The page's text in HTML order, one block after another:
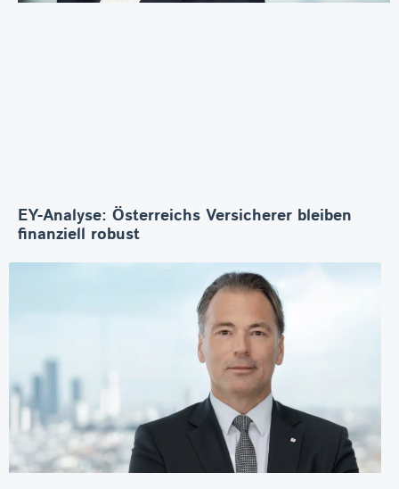
EY-Analyse: Österreichs Versicherer bleiben
finanziell robust